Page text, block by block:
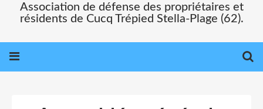
Association de défense des propriétaires et
résidents de Cucq Trépied Stella-Plage (62).